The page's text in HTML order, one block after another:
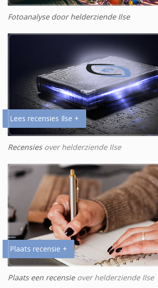
Fotoanalyse door helderziende Ilse
Lees recensies Ilse +
Recensiesover helderziende Ilse
Plaats recensie +
Plaats een recensieover helderziende Ilse